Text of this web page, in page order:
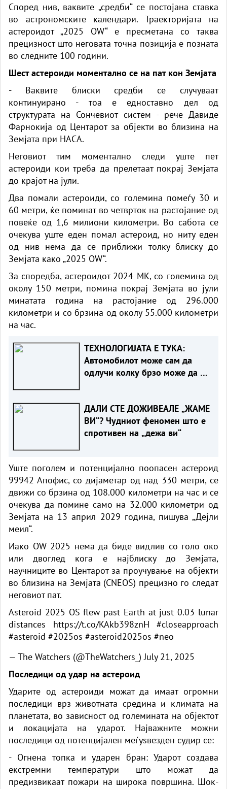
Според нив, ваквите „средби“ се постојана ставка
во астрономските календари. Траекторијата на
астероидот „2025 OW“ е пресметана со таква
прецизност што неговата точна позиција е позната
во следните 100 години.
Шест астероиди моментално се на пат кон Земјата
- Ваквите блиски средби се случуваат
континуирано - тоа е едноставно дел од
структурата на Сончевиот систем - рече Давиде
Фарнокија од Центарот за објекти во близина на
Земјата при НАСА.
Неговиот тим моментално следи уште пет
астероиди кои треба да прелетаат покрај Земјата
до крајот на јули.
Два помали астероиди, со големина помеѓу 30 и
60 метри, ќе поминат во четврток на растојание од
повеќе од 1,6 милиони километри. Во сабота се
очекува уште еден помал астероид, но ниту еден
од нив нема да се приближи толку блиску до
Земјата како „2025 OW“.
За споредба, астероидот 2024 МК, со големина од
околу 150 метри, помина покрај Земјата во јули
минатата година на растојание од 296.000
километри и со брзина од околу 55.000 километри
на час.
ТЕХНОЛОГИЈАТА Е ТУКА:
Автомобилот може сам да
одлучи колку брзо може да се
ДАЛИ СТЕ ДОЖИВЕАЛЕ „ЖАМЕ
ВИ“? Чудниот феномен што е
спротивен на „дежа ви“
Уште поголем и потенцијално поопасен астероид
99942 Апофис, со дијаметар од над 330 метри, се
движи со брзина од 108.000 километри на час и се
очекува да помине само на 32.000 километри од
Земјата на 13 април 2029 година, пишува „Дејли
меил“.
Иако OW 2025 нема да биде видлив со голо око
или двоглед кога е најблиску до Земјата,
научниците во Центарот за проучување на објекти
во близина на Земјата (CNEOS) прецизно го следат
неговиот пат.
Asteroid 2025 OS flew past Earth at just 0.03 lunar
distances https://t.co/KAkb398znH
#closeapproach
#asteroid #2025os #asteroid2025os #neo
— The Watchers (@TheWatchers_) July 21, 2025
Последици од удар на астероид
Ударите од астероиди можат да имаат огромни
последици врз животната средина и климата на
планетата, во зависност од големината на објектот
и локацијата на ударот. Најважните можни
последици од потенцијален меѓуѕвезден судир се:
- Огнена топка и ударен бран: Ударот создава
екстремни температури што можат да
предизвикаат пожари на широка површина. Шок-